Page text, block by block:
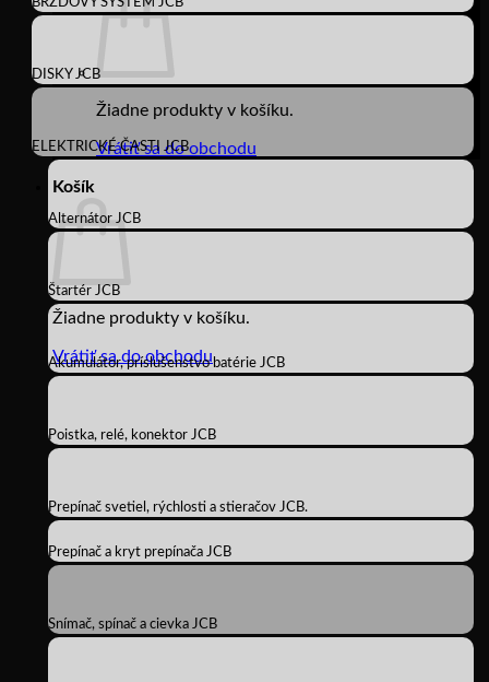
Žiadne produkty v košíku.
Vrátiť sa do obchodu
Košík
Žiadne produkty v košíku.
Vrátiť sa do obchodu
DISKY JCB
ELEKTRICKÉ ČASTI JCB
Alternátor JCB
Štartér JCB
Akumulátor, príslušenstvo batérie JCB
Poistka, relé, konektor JCB
Prepínač svetiel, rýchlosti a stieračov JCB.
Prepínač a kryt prepínača JCB
Snímač, spínač a cievka JCB